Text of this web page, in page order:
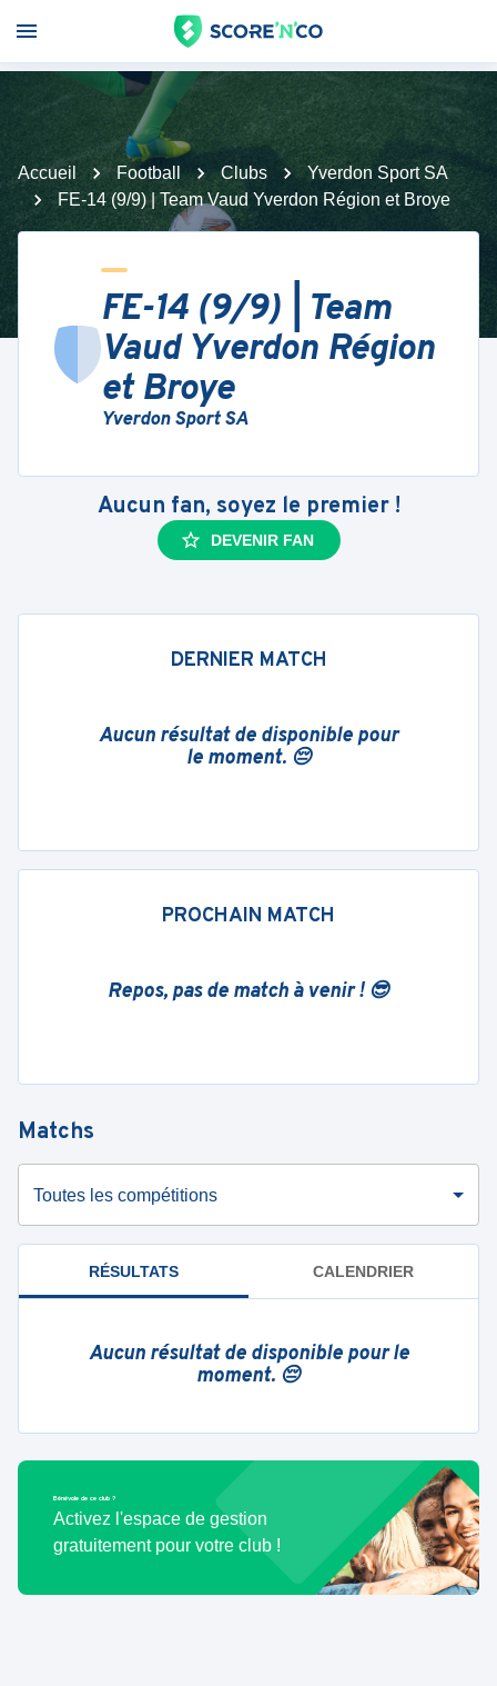
Accueil Football Clubs
Yverdon Sport SA
FE-14 (9/9) | Team Vaud Yverdon Région et Broye
FE-14 (9/9) | Team
Vaud Yverdon Région
et Broye
Yverdon Sport SA
Aucun fan, soyez le premier !
DEVENIR FAN
DERNIER MATCH
Aucun résultat de disponible pour
le moment. 😔
PROCHAIN MATCH
Repos, pas de match à venir ! 😎
Matchs
Toutes les compétitions
RÉSULTATS CALENDRIER
Aucun résultat de disponible pour le
moment. 😔
Bénévole de ce club ?
Activez l'espace de gestion
gratuitement pour votre club !